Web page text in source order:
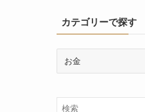
カテゴリーで探す
ー